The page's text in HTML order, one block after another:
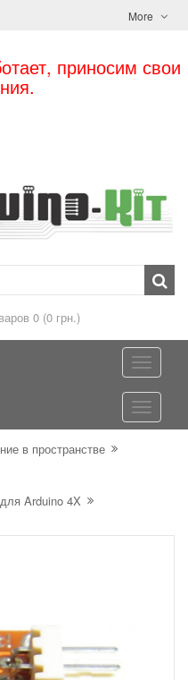
More
приносим свои
0 (0 грн.)
в пространстве
Arduino 4X